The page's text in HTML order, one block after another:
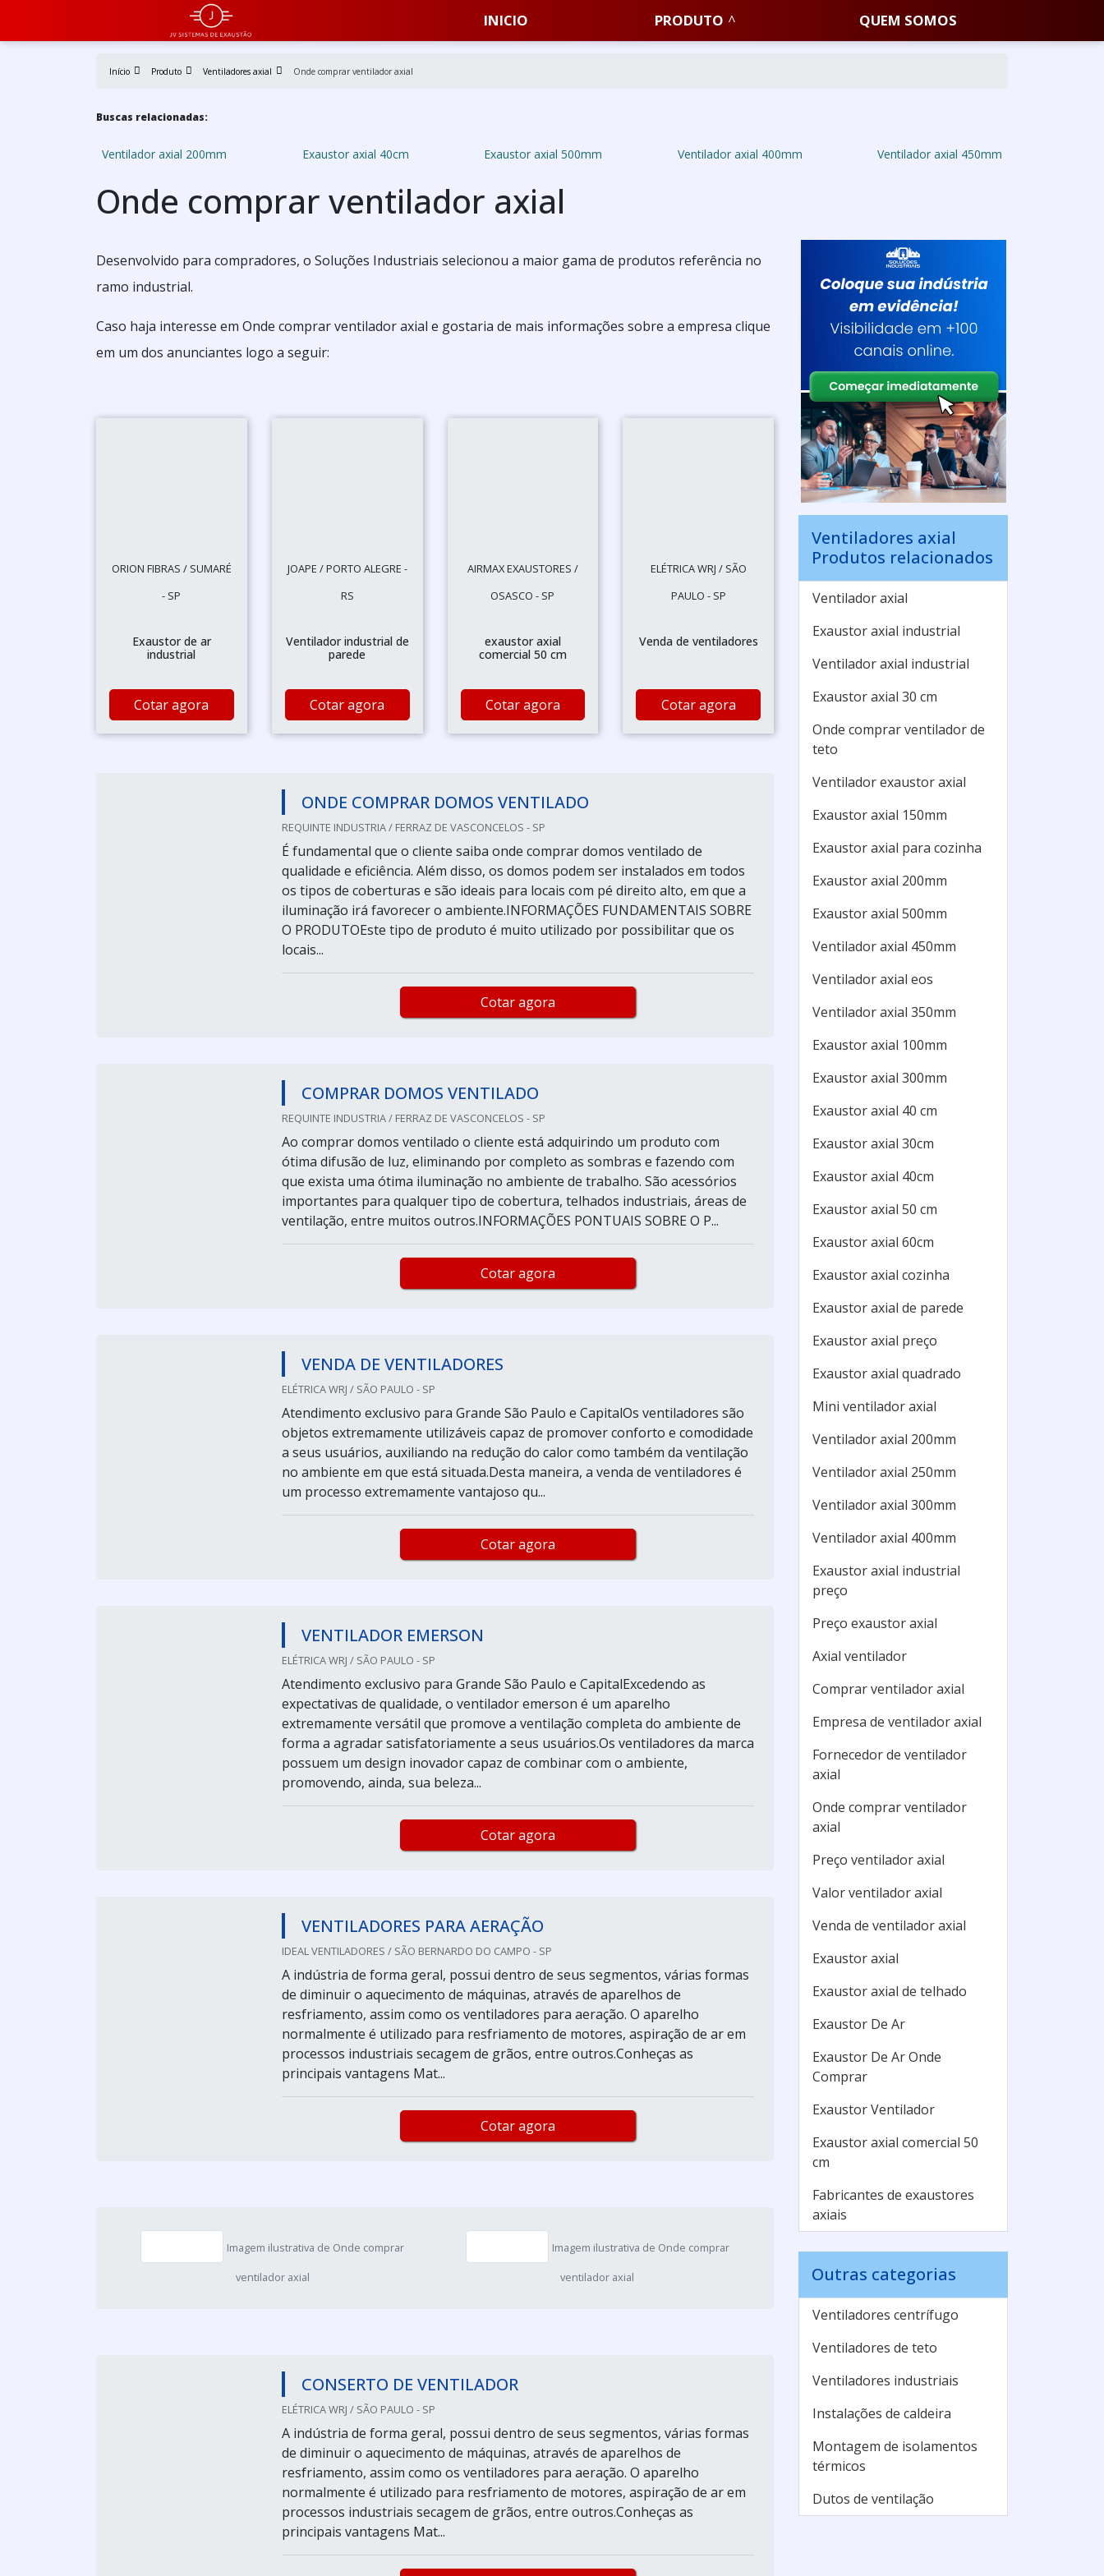
INICIO PRODUTO QUEM SOMOS
Início Produto Ventiladores axial Onde comprar ventilador axial
Buscas relacionadas:
Ventilador axial 200mm Exaustor axial 40cm Exaustor axial 500mm Ventilador axial 400mm Ventilador axial 450mm
Onde comprar ventilador axial
Desenvolvido para compradores, o Soluções Industriais selecionou a maior gama de produtos referência no
ramo industrial.
Caso haja interesse em Onde comprar ventilador axial e gostaria de mais informações sobre a empresa clique
em um dos anunciantes logo a seguir:
ORION FIBRAS / SUMARÉ
- SP
Exaustor de ar
industrial
Cotar agora
JOAPE / PORTO ALEGRE -
RS
Ventilador industrial de
parede
Cotar agora
AIRMAX EXAUSTORES /
OSASCO - SP
exaustor axial
comercial 50 cm
Cotar agora
ELÉTRICA WRJ / SÃO
PAULO - SP
Venda de ventiladores
Cotar agora
ONDE COMPRAR DOMOS VENTILADO
REQUINTE INDUSTRIA / FERRAZ DE VASCONCELOS - SP
É fundamental que o cliente saiba onde comprar domos ventilado de
qualidade e eficiência. Além disso, os domos podem ser instalados em todos
os tipos de coberturas e são ideais para locais com pé direito alto, em que a
iluminação irá favorecer o ambiente.INFORMAÇÕES FUNDAMENTAIS SOBRE
O PRODUTOEste tipo de produto é muito utilizado por possibilitar que os
locais...
Cotar agora
COMPRAR DOMOS VENTILADO
REQUINTE INDUSTRIA / FERRAZ DE VASCONCELOS - SP
Ao comprar domos ventilado o cliente está adquirindo um produto com
ótima difusão de luz, eliminando por completo as sombras e fazendo com
que exista uma ótima iluminação no ambiente de trabalho. São acessórios
importantes para qualquer tipo de cobertura, telhados industriais, áreas de
ventilação, entre muitos outros.INFORMAÇÕES PONTUAIS SOBRE O P...
Cotar agora
VENDA DE VENTILADORES
ELÉTRICA WRJ / SÃO PAULO - SP
Atendimento exclusivo para Grande São Paulo e CapitalOs ventiladores são
objetos extremamente utilizáveis capaz de promover conforto e comodidade
a seus usuários, auxiliando na redução do calor como também da ventilação
no ambiente em que está situada.Desta maneira, a venda de ventiladores é
um processo extremamente vantajoso qu...
Cotar agora
VENTILADOR EMERSON
ELÉTRICA WRJ / SÃO PAULO - SP
Atendimento exclusivo para Grande São Paulo e CapitalExcedendo as
expectativas de qualidade, o ventilador emerson é um aparelho
extremamente versátil que promove a ventilação completa do ambiente de
forma a agradar satisfatoriamente a seus usuários.Os ventiladores da marca
possuem um design inovador capaz de combinar com o ambiente,
promovendo, ainda, sua beleza...
Cotar agora
VENTILADORES PARA AERAÇÃO
IDEAL VENTILADORES / SÃO BERNARDO DO CAMPO - SP
A indústria de forma geral, possui dentro de seus segmentos, várias formas
de diminuir o aquecimento de máquinas, através de aparelhos de
resfriamento, assim como os ventiladores para aeração. O aparelho
normalmente é utilizado para resfriamento de motores, aspiração de ar em
processos industriais secagem de grãos, entre outros.Conheças as
principais vantagens Mat...
Cotar agora
Imagem ilustrativa de Onde comprar
ventilador axial
Imagem ilustrativa de Onde comprar
ventilador axial
CONSERTO DE VENTILADOR
ELÉTRICA WRJ / SÃO PAULO - SP
A indústria de forma geral, possui dentro de seus segmentos, várias formas
de diminuir o aquecimento de máquinas, através de aparelhos de
resfriamento, assim como os ventiladores para aeração. O aparelho
normalmente é utilizado para resfriamento de motores, aspiração de ar em
processos industriais secagem de grãos, entre outros.Conheças as
principais vantagens Mat...
Ventiladores axial
Produtos relacionados
Ventilador axial
Exaustor axial industrial
Ventilador axial industrial
Exaustor axial 30 cm
Onde comprar ventilador de
teto
Ventilador exaustor axial
Exaustor axial 150mm
Exaustor axial para cozinha
Exaustor axial 200mm
Exaustor axial 500mm
Ventilador axial 450mm
Ventilador axial eos
Ventilador axial 350mm
Exaustor axial 100mm
Exaustor axial 300mm
Exaustor axial 40 cm
Exaustor axial 30cm
Exaustor axial 40cm
Exaustor axial 50 cm
Exaustor axial 60cm
Exaustor axial cozinha
Exaustor axial de parede
Exaustor axial preço
Exaustor axial quadrado
Mini ventilador axial
Ventilador axial 200mm
Ventilador axial 250mm
Ventilador axial 300mm
Ventilador axial 400mm
Exaustor axial industrial
preço
Preço exaustor axial
Axial ventilador
Comprar ventilador axial
Empresa de ventilador axial
Fornecedor de ventilador
axial
Onde comprar ventilador
axial
Preço ventilador axial
Valor ventilador axial
Venda de ventilador axial
Exaustor axial
Exaustor axial de telhado
Exaustor De Ar
Exaustor De Ar Onde
Comprar
Exaustor Ventilador
Exaustor axial comercial 50
cm
Fabricantes de exaustores
axiais
Outras categorias
Ventiladores centrífugo
Ventiladores de teto
Ventiladores industriais
Instalações de caldeira
Montagem de isolamentos
térmicos
Dutos de ventilação